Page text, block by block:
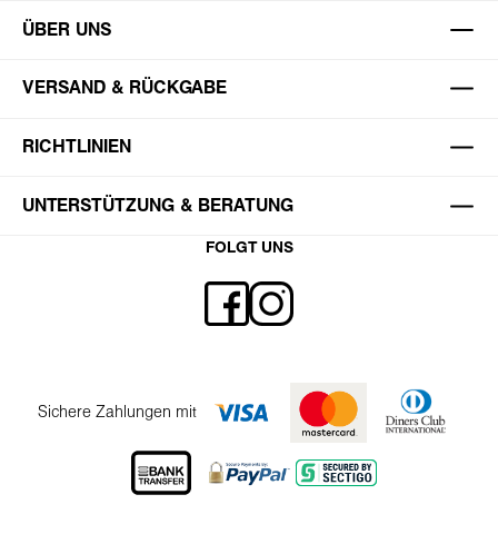
ÜBER UNS
VERSAND & RÜCKGABE
RICHTLINIEN
UNTERSTÜTZUNG & BERATUNG
FOLGT UNS
Sichere Zahlungen mit